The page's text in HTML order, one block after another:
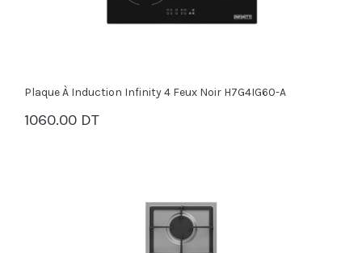
Plaque À Induction Infinity 4 Feux Noir H7G4IG60-A
1060.00 DT
PANIER